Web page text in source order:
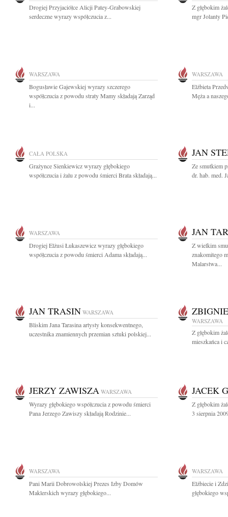
Drogiej Przyjaciółce Alicji Patey-Grabowskiej
serdeczne wyrazy współczucia z...
Z głębokim
mgr Jolanty
WARSZAWA
Bogusławie Gajewskiej wyrazy szczerego
współczucia z powodu straty Mamy składają Zarząd
i...
WARSZAWA
Elżbieta
Męża a
CAŁA POLSKA
Grażynce Sienkiewicz wyrazy głębokiego
współczucia i żalu z powodu śmierci Brata składają...
JAN
Ze smutkiem
dr. hab. med.
WARSZAWA
Drogiej Elżusi Łukaszewicz wyrazy głębokiego
współczucia z powodu śmierci Adama składają...
JAN
Z wielkim
znakomitego
Malarstwa...
JAN TRASIN WARSZAWA
Bliskim Jana Tarasina artysty konsekwentnego,
uczestnika znamiennych przemian sztuki polskiej...
WARSZAWA
Z głębokim
mieszkańca i
JERZY ZAWISZA WARSZAWA
Wyrazy głębokiego współczucia z powodu śmierci
Pana Jerzego Zawiszy składają Rodzinie...
JACEK
Z głębokim
3 sierpnia
WARSZAWA
Pani Marii Dobrowolskiej Prezes Izby Domów
Maklerskich wyrazy głębokiego...
WARSZAWA
Elżbiecie i
głębokiego